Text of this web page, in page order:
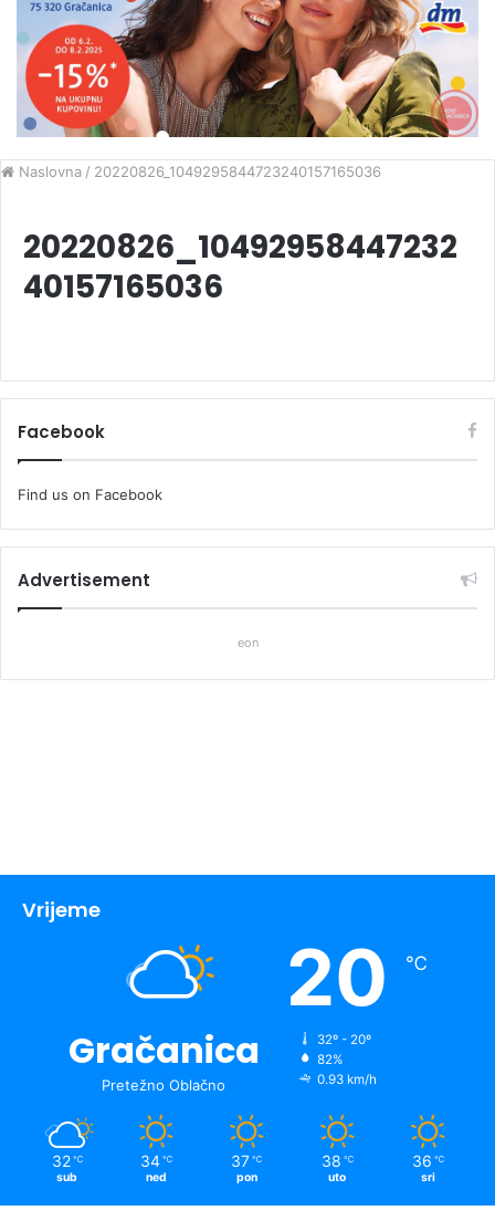
Naslovna / 20220826_1049295844723240157165036
20220826_10492958447232
40157165036
Facebook
Find us on Facebook
Advertisement
eon
Vrijeme
Gračanica
Pretežno Oblačno
20 ℃
32º - 20º
82%
0.93 km/h
32 ℃
sub
34 ℃
ned
37 ℃
pon
38 ℃
uto
36 ℃
sri